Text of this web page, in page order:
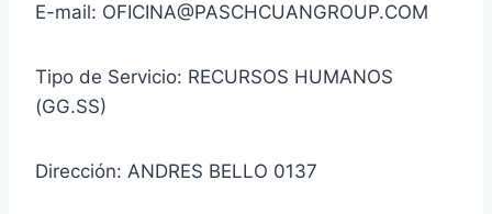
E-mail: OFICINA@PASCHCUANGROUP.COM
Tipo de Servicio: RECURSOS HUMANOS
(GG.SS)
Dirección: ANDRES BELLO 0137